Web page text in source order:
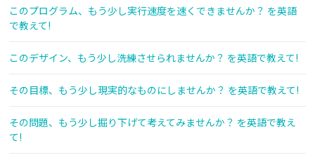
このプログラム、もう少し実行速度を速くできませんか？ を英語
で教えて!
このデザイン、もう少し洗練させられませんか？ を英語で教えて!
その目標、もう少し現実的なものにしませんか？ を英語で教えて!
その問題、もう少し掘り下げて考えてみませんか？ を英語で教え
て!